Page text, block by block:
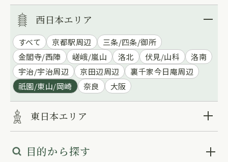
西日本エリア
すべて 京都駅周辺
三条/四条/御所
金閣寺/西陣
嵯峨/嵐山 洛北 伏見/山科
洛南
宇治/宇治周辺
京田辺周辺
裏千家今日庵周辺
祇園/東山/岡崎
奈良 大阪
東日本エリア
目的から探す